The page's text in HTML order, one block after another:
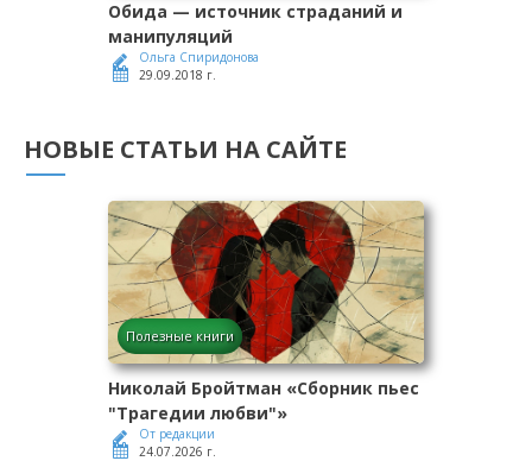
Обида — источник страданий и
манипуляций
Ольга Спиридонова
29.09.2018 г.
НОВЫЕ СТАТЬИ НА САЙТЕ
Полезные книги
Николай Бройтман «Сборник пьес
"Трагедии любви"»
От редакции
24.07.2026 г.